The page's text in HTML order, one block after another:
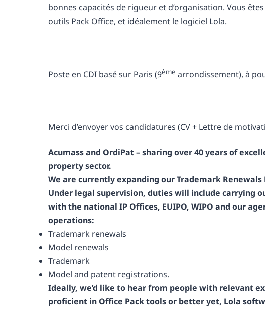
bonnes capacités de rigueur et d’organisation. Vous
outils Pack Office, et idéalement le logiciel Lola.
Poste en CDI basé sur Paris (9ème arrondissement), à
Merci d’envoyer vos candidatures (CV + Lettre de
Acumass and OrdiPat – sharing over 40 years of
property sector.
We are currently expanding our Trademark
Under legal supervision, duties will include carrying
with the national IP Offices, EUIPO, WIPO and our
operations:
Trademark renewals
Model renewals
Trademark
Model and patent registrations.
Ideally, we’d like to hear from people with relevant
proficient in Office Pack tools or better yet, Lola